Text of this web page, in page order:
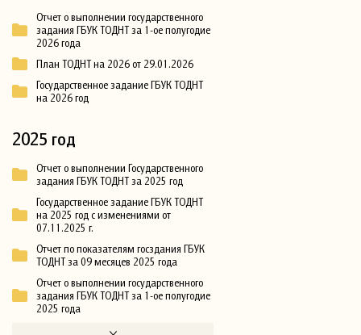
Отчет о выполнении государственного
задания ГБУК ТОДНТ за 1-ое полугодие
2026 года
План ТОДНТ на 2026 от 29.01.2026
Государственное задание ГБУК ТОДНТ
на 2026 год
2025 год
Отчет о выполнении Государственного
задания ГБУК ТОДНТ за 2025 год
Государственное задание ГБУК ТОДНТ
на 2025 год с изменениями от
07.11.2025 г.
Отчет по показателям госздания ГБУК
ТОДНТ за 09 месяцев 2025 года
Отчет о выполнении государственного
задания ГБУК ТОДНТ за 1-ое полугодие
2025 года